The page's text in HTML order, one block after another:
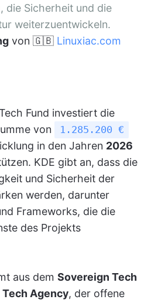
die Sicherheit und die
weiterzuentwickeln.
von 🇬🇧 Linuxiac.com
Fund investiert die
von
1.285.200 €
in den Jahren 2026
KDE gibt an, dass die
und Sicherheit der
werden, darunter
Frameworks, die die
des Projekts
aus dem Sovereign Tech
Agency, der offene